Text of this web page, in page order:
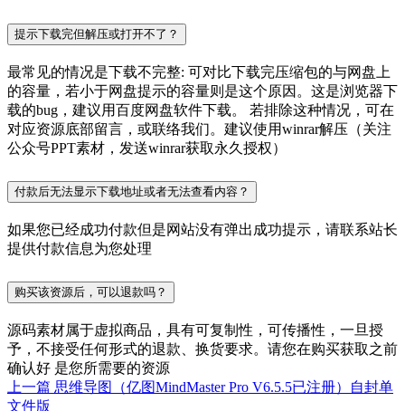
提示下载完但解压或打开不了？
最常见的情况是下载不完整: 可对比下载完压缩包的与网盘上
的容量，若小于网盘提示的容量则是这个原因。这是浏览器下
载的bug，建议用百度网盘软件下载。 若排除这种情况，可在
对应资源底部留言，或联络我们。建议使用winrar解压（关注
公众号PPT素材，发送winrar获取永久授权）
付款后无法显示下载地址或者无法查看内容？
如果您已经成功付款但是网站没有弹出成功提示，请联系站长
提供付款信息为您处理
购买该资源后，可以退款吗？
源码素材属于虚拟商品，具有可复制性，可传播性，一旦授
予，不接受任何形式的退款、换货要求。请您在购买获取之前
确认好 是您所需要的资源
上一篇 思维导图（亿图MindMaster Pro V6.5.5已注册）自封单
文件版